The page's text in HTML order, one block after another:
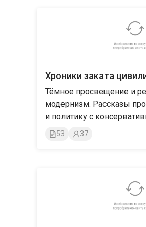
Хроники заката
Тёмное просвещение и
модернизм. Рассказы
и политику с
монархической точки
53 37